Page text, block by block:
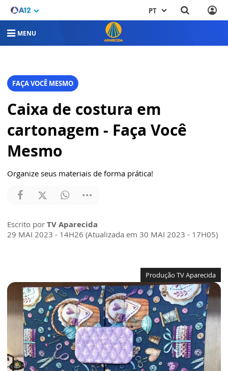
PT
MENU
FAÇA VOCÊ MESMO
Caixa de costura em
cartonagem - Faça Você
Mesmo
Organize seus materiais de forma prática!
Escrito por TV Aparecida
29 MAI 2023 - 14H26 (Atualizada em 30 MAI 2023 - 17H05)
Produção TV Aparecida